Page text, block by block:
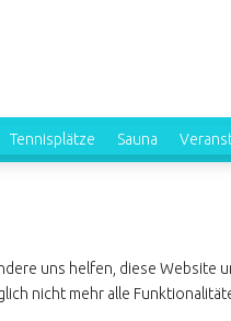
Tennisplätze Sauna
uns helfen, diese Website
nicht mehr alle